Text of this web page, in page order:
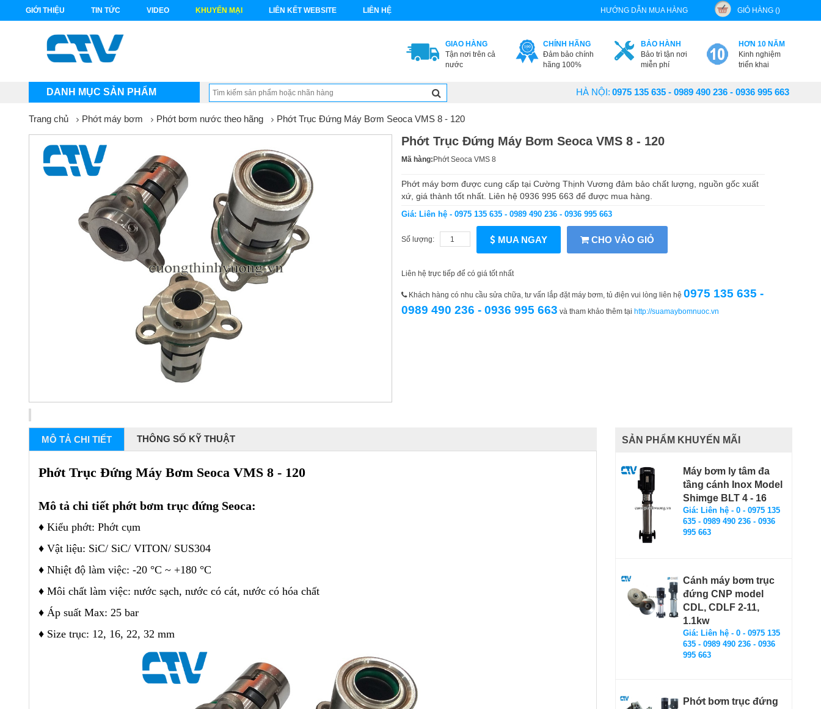
GIỚI THIỆU TIN TỨC VIDEO KHUYẾN MẠI LIÊN KẾT WEBSITE LIÊN HỆ HƯỚNG DẪN MUA HÀNG GIỎ HÀNG ()
GIAO HÀNG
Tận nơi trên cả
nước
CHÍNH HÃNG
Đảm bảo chính
hãng 100%
BẢO HÀNH
Bảo trì tận nơi
miễn phí
HƠN 10 NĂM
Kinh nghiệm
triển khai
DANH MỤC SẢN PHẨM HÀ NỘI: 0975 135 635 - 0989 490 236 - 0936 995 663
Trang chủ Phớt máy bơm Phớt bơm nước theo hãng Phớt Trục Đứng Máy Bơm Seoca VMS 8 - 120
Phớt Trục Đứng Máy Bơm Seoca VMS 8 - 120
Mã hàng: Phớt Seoca VMS 8
Phớt máy bơm được cung cấp tại Cường Thịnh Vương đảm bảo chất lượng, nguồn gốc xuất
xứ, giá thành tốt nhất. Liên hệ 0936 995 663 để được mua hàng.
Giá: Liên hệ - 0975 135 635 - 0989 490 236 - 0936 995 663
Số lượng: MUA NGAY CHO VÀO GIỎ
Liên hệ trực tiếp để có giá tốt nhất
Khách hàng có nhu cầu sửa chữa, tư vấn lắp đặt máy bơm, tủ điện vui lòng liên hệ 0975 135 635 -
0989 490 236 - 0936 995 663 và tham khảo thêm tại http://suamaybomnuoc.vn
MÔ TẢ CHI TIẾT THÔNG SỐ KỸ THUẬT
Phớt Trục Đứng Máy Bơm Seoca VMS 8 - 120
Mô tả chi tiết phớt bơm trục đứng Seoca:
♦ Kiểu phớt: Phớt cụm
♦ Vật liệu: SiC/ SiC/ VITON/ SUS304
♦ Nhiệt độ làm việc: -20 °C ~ +180 °C
♦ Môi chất làm việc: nước sạch, nước có cát, nước có hóa chất
♦ Áp suất Max: 25 bar
♦ Size trục: 12, 16, 22, 32 mm
SẢN PHẨM KHUYẾN MÃI
Máy bơm ly tâm đa
tầng cánh Inox Model
Shimge BLT 4 - 16
Giá: Liên hệ - 0 - 0975 135
635 - 0989 490 236 - 0936
995 663
Cánh máy bơm trục
đứng CNP model
CDL, CDLF 2-11,
1.1kw
Giá: Liên hệ - 0 - 0975 135
635 - 0989 490 236 - 0936
995 663
Phớt bơm trục đứng